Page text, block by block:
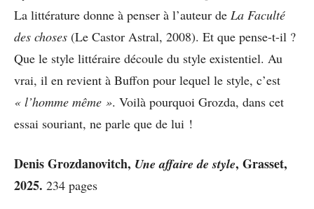
La littérature donne à penser à l’auteur de La Faculté
des choses (Le Castor Astral, 2008). Et que pense-t-il ?
Que le style littéraire découle du style existentiel. Au
vrai, il en revient à Buffon pour lequel le style, c’est
« l’homme même ». Voilà pourquoi Grozda, dans cet
essai souriant, ne parle que de lui !
Denis Grozdanovitch, Une affaire de style, Grasset,
2025. 234 pages